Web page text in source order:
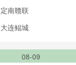
定南赣联
大连鲲城
08-09